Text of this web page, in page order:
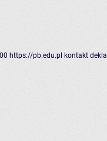
https://pb.edu.pl kontakt